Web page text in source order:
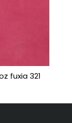
fuxia 321